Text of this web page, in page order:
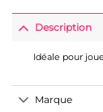
Description
Idéale pour
Marque